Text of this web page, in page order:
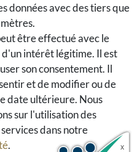
données avec des tiers que
être effectué avec le
intérêt légitime. Il est
son consentement. Il
et de modifier ou de
date ultérieure. Nous
sur l'utilisation des
dans notre
.